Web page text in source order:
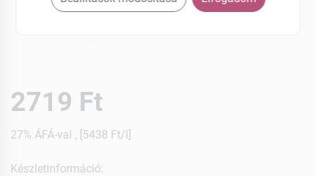
2719 Ft
27% ÁFÁ-val , [5438 Ft/l]
Készletinformáció: